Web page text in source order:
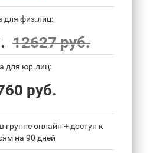
для физ.лиц:
12627 руб.
для юр.лиц:
руб.
группе онлайн + доступ к
на 90 дней